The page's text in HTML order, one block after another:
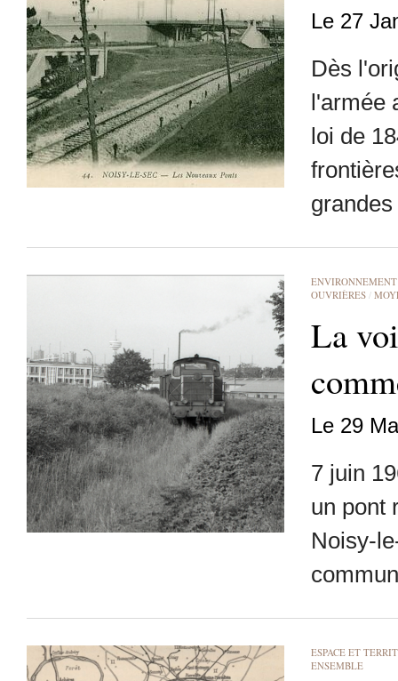
Le 27
Dès
l'armée
loi de
ENVIRONNEMENT
OUVRIÈRES /
La
Le 29
7 juin
un pont
Noisy-
ESPACE ET
ENSEMBLE